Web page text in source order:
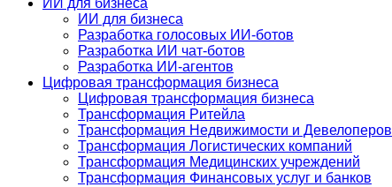
ИИ для бизнеса
ИИ для бизнеса
Разработка голосовых ИИ-ботов
Разработка ИИ чат-ботов
Разработка ИИ-агентов
Цифровая трансформация бизнеса
Цифровая трансформация бизнеса
Трансформация Ритейла
Трансформация Недвижимости и Девелоперов
Трансформация Логистических компаний
Трансформация Медицинских учреждений
Трансформация Финансовых услуг и банков